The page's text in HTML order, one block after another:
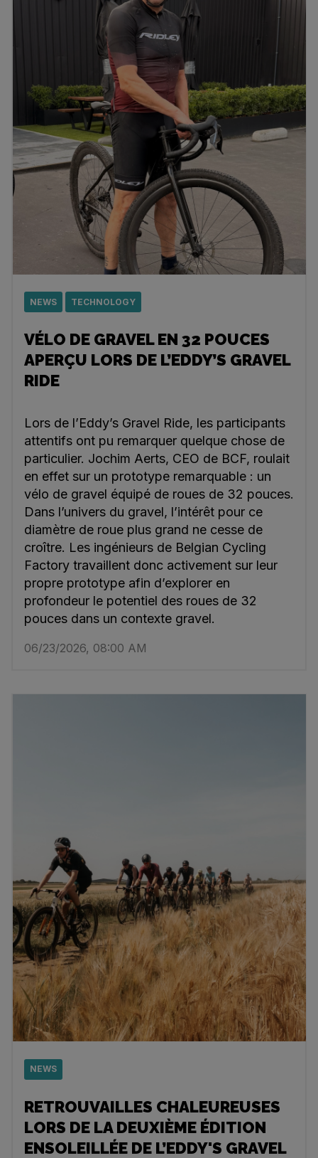
NEWS TECHNOLOGY
VÉLO DE GRAVEL EN 32 POUCES
APERÇU LORS DE L’EDDY’S GRAVEL
RIDE
Lors de l’Eddy’s Gravel Ride, les participants
attentifs ont pu remarquer quelque chose de
particulier. Jochim Aerts, CEO de BCF, roulait
en effet sur un prototype remarquable : un
vélo de gravel équipé de roues de 32 pouces.
Dans l’univers du gravel, l’intérêt pour ce
diamètre de roue plus grand ne cesse de
croître. Les ingénieurs de Belgian Cycling
Factory travaillent donc activement sur leur
propre prototype afin d’explorer en
profondeur le potentiel des roues de 32
pouces dans un contexte gravel.
06/23/2026, 08:00 AM
NEWS
RETROUVAILLES CHALEUREUSES
LORS DE LA DEUXIÈME ÉDITION
ENSOLEILLÉE DE L’EDDY'S GRAVEL